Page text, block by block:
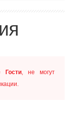
Гости, не могут